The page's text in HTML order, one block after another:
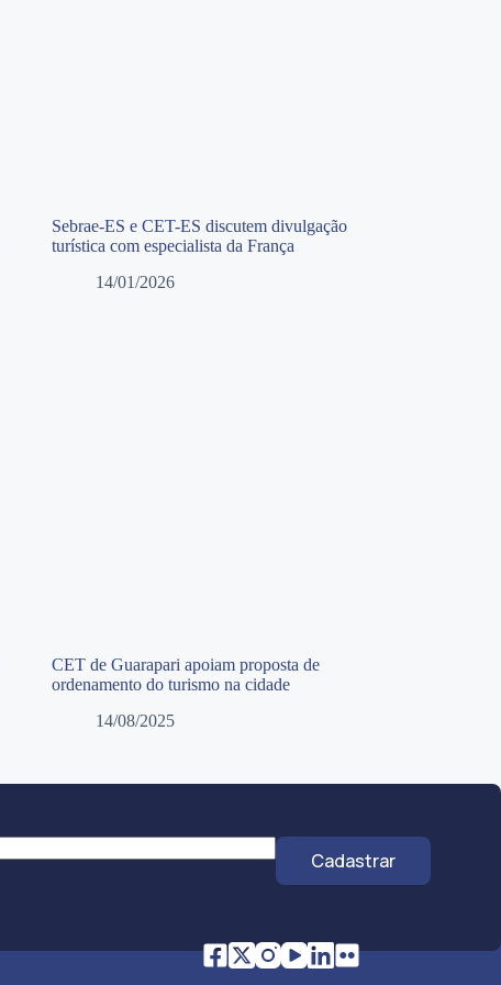
Sebrae-ES e CET-ES discutem divulgação
turística com especialista da França
14/01/2026
CET de Guarapari apoiam proposta de
ordenamento do turismo na cidade
14/08/2025
Cadastrar